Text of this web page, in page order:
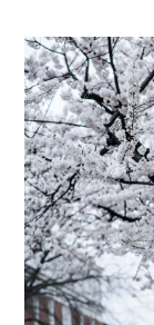
Intimacy
Business
Lifestyle
Entertainment